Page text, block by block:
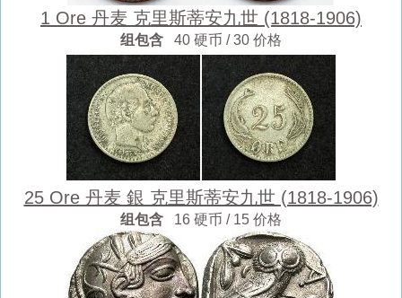
1 Ore 丹麦 克里斯蒂安九世 (1818-1906)
组包含 40 硬币 / 30 价格
25 Ore 丹麦 銀 克里斯蒂安九世 (1818-1906)
组包含 16 硬币 / 15 价格